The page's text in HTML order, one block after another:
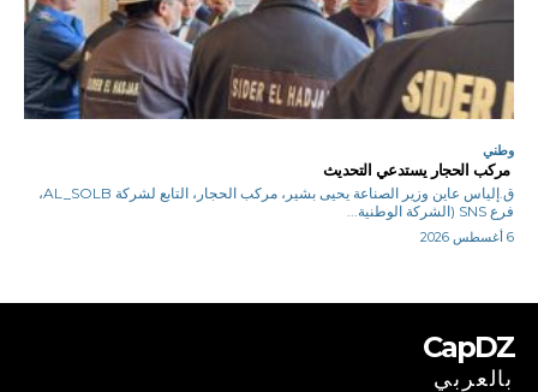
وطني
مركب الحجار يستدعي التحديث
ق.إلياس عاين وزير الصناعة يحيى بشير، مركب الحجار، التابع لشركة AL_SOLB،
فرع SNS (الشركة الوطنية...
6 أغسطس 2026
CapDZ
بالعربي